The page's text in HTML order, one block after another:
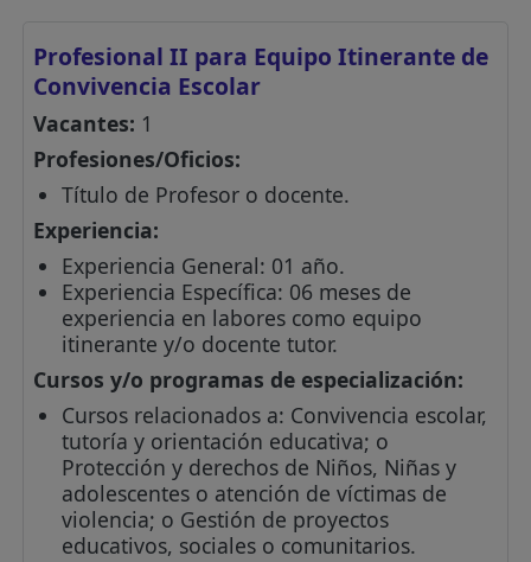
Profesional II para Equipo Itinerante de
Convivencia Escolar
Vacantes: 1
Profesiones/Oficios:
Título de Profesor o docente.
Experiencia:
Experiencia General: 01 año.
Experiencia Específica: 06 meses de
experiencia en labores como equipo
itinerante y/o docente tutor.
Cursos y/o programas de especialización:
Cursos relacionados a: Convivencia escolar,
tutoría y orientación educativa; o
Protección y derechos de Niños, Niñas y
adolescentes o atención de víctimas de
violencia; o Gestión de proyectos
educativos, sociales o comunitarios.